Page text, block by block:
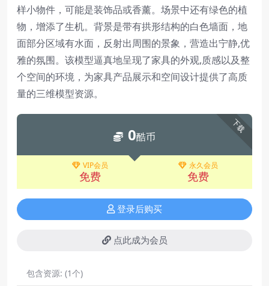
样小物件，可能是装饰品或香薰。场景中还有绿色的植
物，增添了生机。背景是带有拱形结构的白色墙面，地
面部分区域有水面，反射出周围的景象，营造出宁静,优
雅的氛围。该模型逼真地呈现了家具的外观,质感以及整
个空间的环境，为家具产品展示和空间设计提供了高质
量的三维模型资源。
下载
0酷币
VIP会员
免费
永久会员
免费
登录后购买
点此成为会员
包含资源: (1个)